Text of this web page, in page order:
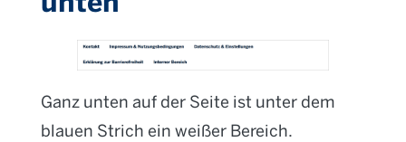
Ganz unten auf der Seite ist unter dem
blauen Strich ein weißer Bereich.